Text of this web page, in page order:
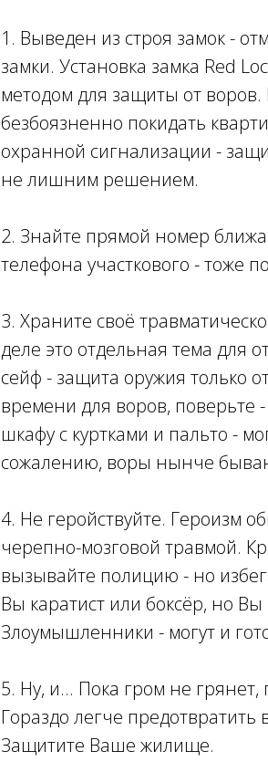
1. Выведен из строя замок -
замки. Установка замка Red
методом для защиты от воров.
безбоязненно покидать
охранной сигнализации -
не лишним решением.
2. Знайте прямой номер
телефона участкового - тоже
3. Храните своё
деле это отдельная тема для
сейф - защита оружия только
времени для воров, поверьте
шкафу с куртками и пальто -
сожалению, воры нынче
4. Не геройствуйте. Героизм
черепно-мозговой травмой.
вызывайте полицию - но
Вы каратист или боксёр, но
Злоумышленники - могут и
5. Ну, и... Пока гром не
Гораздо легче
Защитите Ваше жилище.